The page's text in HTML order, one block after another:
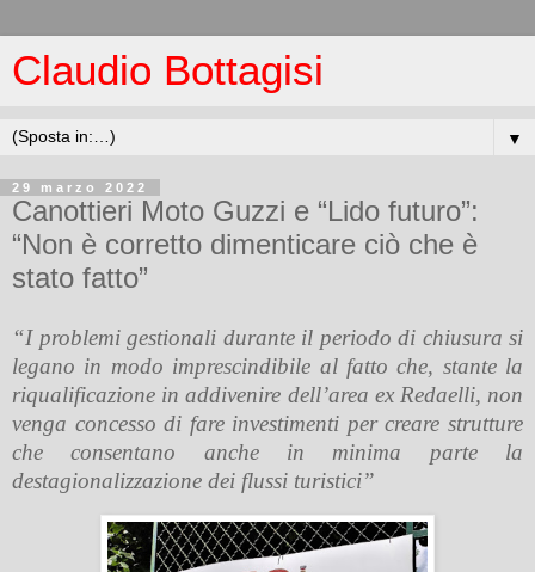
Claudio Bottagisi
▼
29 marzo 2022
Canottieri Moto Guzzi e “Lido futuro”:
“Non è corretto dimenticare ciò che è
stato fatto”
“I problemi gestionali durante il periodo di chiusura si
legano in modo imprescindibile al fatto che, stante la
riqualificazione in addivenire dell’area ex Redaelli, non
venga concesso di fare investimenti per creare strutture
che consentano anche in minima parte la
destagionalizzazione dei flussi turistici”